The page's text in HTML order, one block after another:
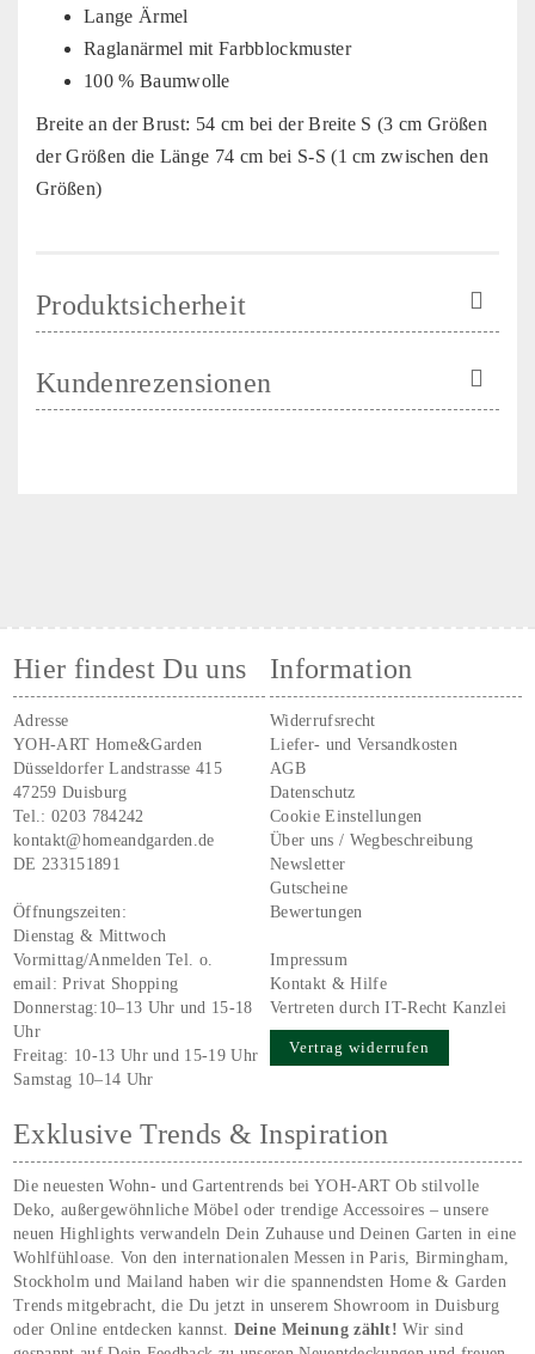
Lange Ärmel
Raglanärmel mit Farbblockmuster
100 % Baumwolle
Breite an der Brust: 54 cm bei der Breite S (3 cm Größen
der Größen die Länge 74 cm bei S-S (1 cm zwischen den
Größen)
Produktsicherheit
Kundenrezensionen
Hier findest Du uns
Adresse
YOH-ART Home&Garden
Düsseldorfer Landstrasse 415
47259 Duisburg
Tel.:0203 784242
kontakt@homeandgarden.de
DE 233151891
Öffnungszeiten:
Dienstag & Mittwoch
Vormittag/Anmelden Tel. o.
email:Privat Shopping
Donnerstag:10–13 Uhr und 15-18
Uhr
Freitag: 10-13 Uhr und 15-19 Uhr
Samstag 10–14 Uhr
Information
Widerrufsrecht
Liefer- und Versandkosten
AGB
Datenschutz
Cookie Einstellungen
Über uns / Wegbeschreibung
Newsletter
Gutscheine
Bewertungen
Impressum
Kontakt & Hilfe
Vertreten durch IT-Recht Kanzlei
Vertrag widerrufen
Exklusive Trends & Inspiration
Die neuesten Wohn- und Gartentrends bei YOH‑ART Ob stilvolle
Deko, außergewöhnliche Möbel oder trendige Accessoires – unsere
neuen Highlights verwandeln Dein Zuhause und Deinen Garten in eine
Wohlfühloase. Von den internationalen Messen in Paris, Birmingham,
Stockholm und Mailand haben wir die spannendsten Home & Garden
Trends mitgebracht, die Du jetzt in unserem Showroom in Duisburg
oder Online entdecken kannst. Deine Meinung zählt!Wir sind